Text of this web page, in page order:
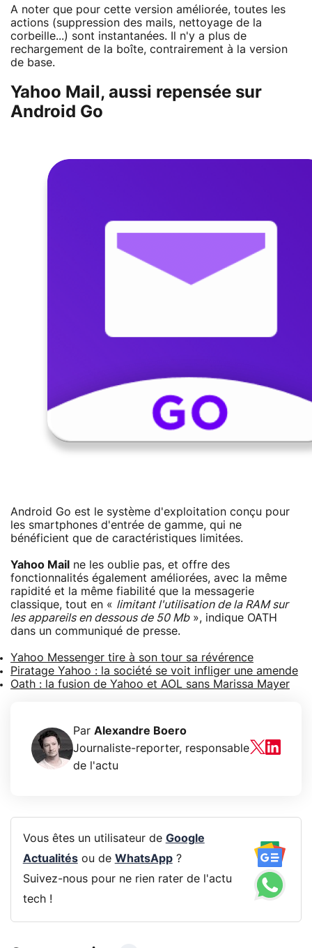
A noter que pour cette version améliorée, toutes les
actions (suppression des mails, nettoyage de la
corbeille...) sont instantanées. Il n'y a plus de
rechargement de la boîte, contrairement à la version
de base.
Yahoo Mail, aussi repensée sur
Android Go
Android Go est le système d'exploitation conçu pour
les smartphones d'entrée de gamme, qui ne
bénéficient que de caractéristiques limitées.
Yahoo Mail
ne les oublie pas, et offre des
fonctionnalités également améliorées, avec la même
rapidité et la même fiabilité que la messagerie
classique, tout en « limitant l'utilisation de la RAM sur
les appareils en dessous de 50 Mb», indique OATH
dans un communiqué de presse.
Yahoo Messenger tire à son tour sa révérence
Piratage Yahoo : la société se voit infliger une amende
Oath : la fusion de Yahoo et AOL sans Marissa Mayer
Par Alexandre Boero
Journaliste-reporter, responsable
de l'actu
Vous êtes un utilisateur de Google
Actualitésou de WhatsApp?
Suivez-nous pour ne rien rater de l'actu
tech !